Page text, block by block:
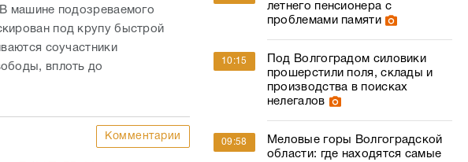
машине подозреваемого
под крупу быстрой
соучастники
вплоть до
Комментарии
летнего пенсионера с
проблемами памяти
10:15
Под Волгоградом силовики
прошерстили поля, склады и
производства в поисках
нелегалов
09:58
Меловые горы Волгоградской
области: где находятся самые